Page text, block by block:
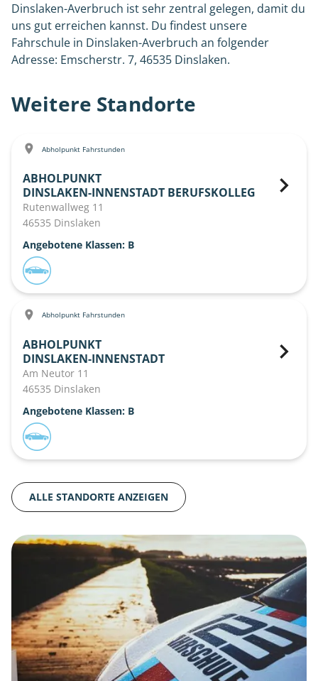
Dinslaken-Averbruch ist sehr zentral gelegen, damit du
uns gut erreichen kannst. Du findest unsere
Fahrschule in Dinslaken-Averbruch an folgender
Adresse: Emscherstr. 7, 46535 Dinslaken.
Weitere Standorte
Abholpunkt Fahrstunden
ABHOLPUNKT
DINSLAKEN-INNENSTADT BERUFSKOLLEG
Rutenwallweg 11
46535 Dinslaken
Angebotene Klassen: B
Abholpunkt Fahrstunden
ABHOLPUNKT
DINSLAKEN-INNENSTADT
Am Neutor 11
46535 Dinslaken
Angebotene Klassen: B
ALLE STANDORTE ANZEIGEN